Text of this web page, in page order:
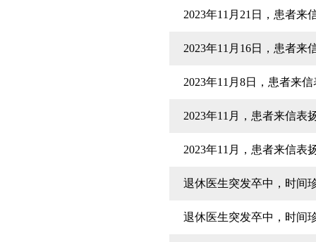
2023年11月21日，患者来
2023年11月16日，患者来
2023年11月8日，患者来
2023年11月，患者来信表
2023年11月，患者来信表
退休医生突发卒中，时间
退休医生突发卒中，时间